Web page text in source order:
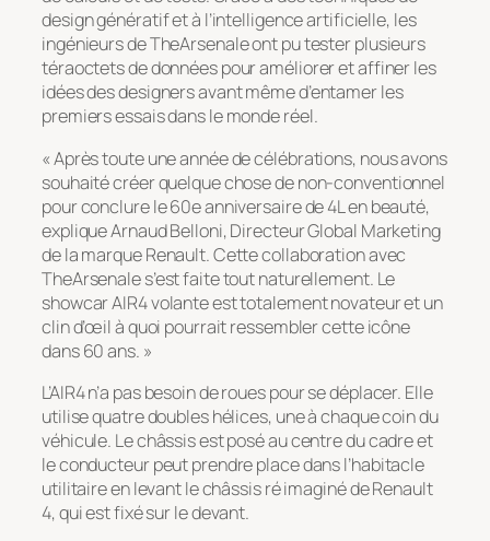
design génératif et à l’intelligence artificielle, les
ingénieurs de TheArsenale ont pu tester plusieurs
téraoctets de données pour améliorer et affiner les
idées des designers avant même d’entamer les
premiers essais dans le monde réel.
« Après toute une année de célébrations, nous avons
souhaité créer quelque chose de non-conventionnel
pour conclure le 60e anniversaire de 4L en beauté,
explique Arnaud Belloni, Directeur Global Marketing
de la marque Renault. Cette collaboration avec
TheArsenale s’est faite tout naturellement. Le
showcar AIR4 volante est totalement novateur et un
clin d’œil à quoi pourrait ressembler cette icône
dans 60 ans. »
L’AIR4 n’a pas besoin de roues pour se déplacer. Elle
utilise quatre doubles hélices, une à chaque coin du
véhicule. Le châssis est posé au centre du cadre et
le conducteur peut prendre place dans l’habitacle
utilitaire en levant le châssis ré imaginé de Renault
4, qui est fixé sur le devant.